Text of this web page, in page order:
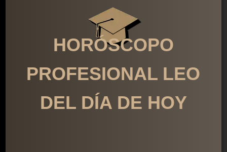
HORÓSCOPO
PROFESIONAL LEO
DEL DÍA DE HOY